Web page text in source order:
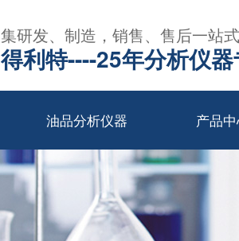
集研发、制造，销售、售后一站
得利特----25年分析仪
油品分析仪器 产品